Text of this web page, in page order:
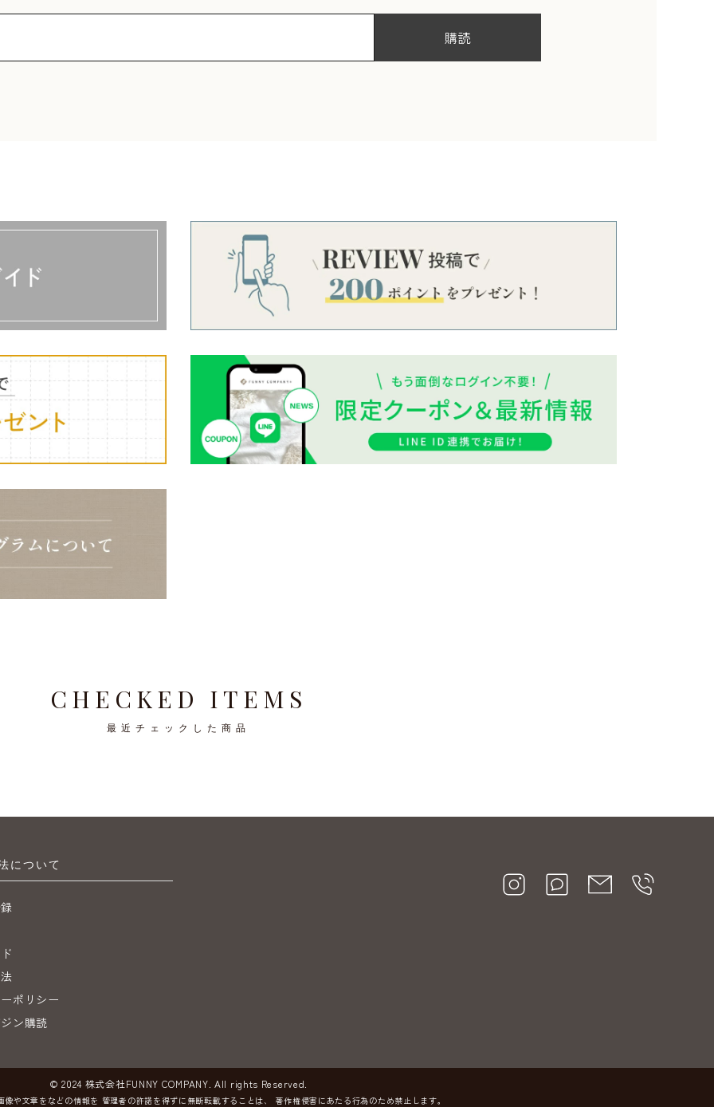
CHECKED ITEMS
最近チェックした商品
について
ポリシー
ン購読
© 2024 株式会社FUNNY COMPANY. All rights Reserved.
像や文章をなどの情報を 管理者の許諾を得ずに無断転載することは、 著作権侵害にあたる行為のため禁止します。